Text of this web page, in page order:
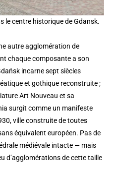
le centre historique de Gdansk.
autre agglomération de
chaque composante a son
incarne sept siècles
et gothique reconstruite ;
Art Nouveau et sa
surgit comme un manifeste
ville construite de toutes
équivalent européen. Pas de
médiévale intacte — mais
d’agglomérations de cette taille